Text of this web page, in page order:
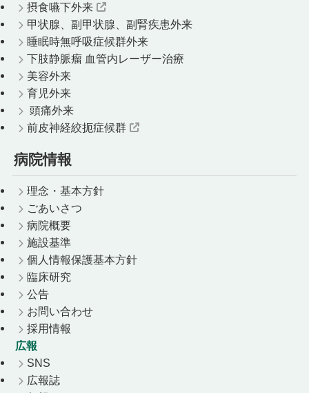
摂食嚥下外来
甲状腺、副甲状腺、副腎疾患外来
睡眠時無呼吸症候群外来
下肢静脈瘤 血管内レーザー治療
美容外来
育児外来
頭痛外来
前皮神経絞扼症候群
病院情報
理念・基本方針
ごあいさつ
病院概要
施設基準
個人情報保護基本方針
臨床研究
公告
お問い合わせ
採用情報
広報
SNS
広報誌